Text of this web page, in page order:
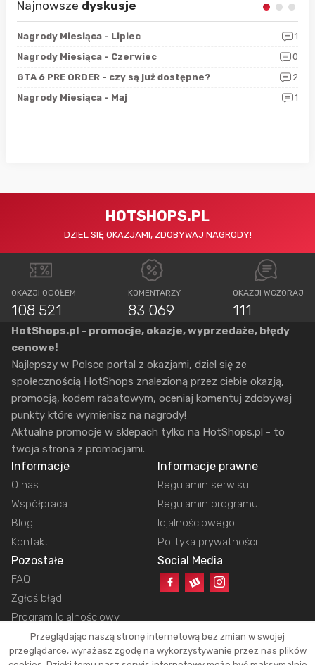
Najnowsze dyskusje
Nagrody Miesiąca - Lipiec
1
Nagrody Miesiąca - Czerwiec
0
GTA 6 PRE ORDER - czy są już dostępne?
2
Nagrody Miesiąca - Maj
1
HOTSHOPS.PL
DZIEL SIĘ OKAZJAMI, ZDOBYWAJ NAGRODY!
OKAZJI OGÓŁEM
108 521
KOMENTARZY
83 069
OKAZJI WCZORAJ
111
HotShops.pl - promocje, okazje, wyprzedaże, błędy
cenowe!
Najlepszy w Polsce portal z okazjami, dziel się ze
społecznością HotShops znalezioną przez ciebie okazją,
promocją, kodem rabatowym, oceniaj komentuj zdobywaj
punkty które wymienisz na nagrody!
Aktualne promocje w sklepach tylko na HotShops.pl - to
twoja strona z promocjami.
Informacje
O nas
Współpraca
Blog
Kontakt
Informacje prawne
Regulamin serwisu
Regulamin programu
lojalnościowego
Polityka prywatności
Pozostałe
FAQ
Zgłoś błąd
Program lojalnościowy
Social Media
Przeglądając naszą stronę internetową bez zmian w swojej
przeglądarce, wyrażasz zgodę na wykorzystywanie przez nas plików